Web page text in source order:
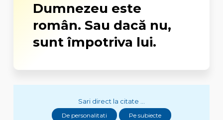
Dumnezeu este
român. Sau dacă nu,
sunt împotriva lui.
Sari direct la citate ...
De personalitati Pe subiecte